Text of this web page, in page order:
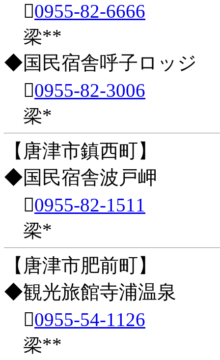
0955-82-6666
梁**
◆国民宿舎呼子ロッジ
0955-82-3006
梁*
【唐津市鎮西町】
◆国民宿舎波戸岬
0955-82-1511
梁*
【唐津市肥前町】
◆観光旅館寺浦温泉
0955-54-1126
梁**